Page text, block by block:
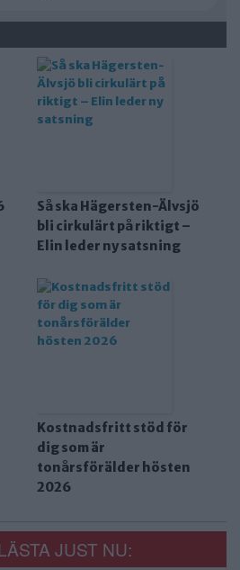
Så ska Hägersten-Älvsjö
bli cirkulärt på riktigt –
Elin leder ny satsning
Kostnadsfritt stöd för
dig som är
tonårsförälder hösten
2026
JUST NU: